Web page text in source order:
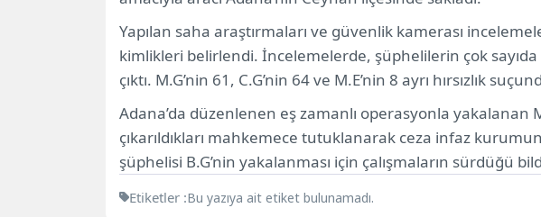
Yapılan saha araştırmaları ve güvenlik kamerası
kimlikleri belirlendi. İncelemelerde, şüphelilerin çok
çıktı. M.G’nin 61, C.G’nin 64 ve M.E’nin 8 ayrı hırsızlık
Adana’da düzenlenen eş zamanlı operasyonla yakalanan
çıkarıldıkları mahkemece tutuklanarak ceza infaz
şüphelisi B.G’nin yakalanması için çalışmaların sürdüğü
Etiketler :Bu yazıya ait etiket bulunamadı.